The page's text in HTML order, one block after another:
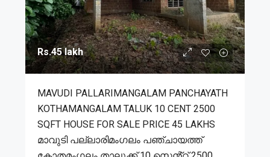
Rs.45 lakh
MAVUDI PALLARIMANGALAM PANCHAYATH
KOTHAMANGALAM TALUK 10 CENT 2500
SQFT HOUSE FOR SALE PRICE 45 LAKHS
മാവുടി പല്ലാരിമംഗലം പഞ്ചായത്ത്